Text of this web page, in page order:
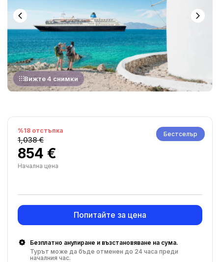
Вижте 4 снимки
Бестселър
%18 отстъпка
1,038 €
854 €
Начална цена
Попитайте за цена
Безплатно анулиране и възстановяване на сума.
Турът може да бъде отменен до 24 часа преди
началния час.